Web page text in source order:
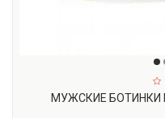
МУЖСКИЕ БОТИНКИ